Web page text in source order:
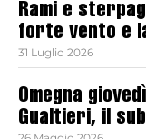
Rami e
forte vento e
31 Luglio 2026
Omegna
Gualtieri, il